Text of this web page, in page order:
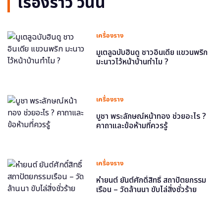
เครื่องราง
มูเตลูฉบับฮินดู ชาวอินเดีย แขวนพริก
มะนาวไว้หน้าบ้านทำไม ?
เครื่องราง
บูชา พระลักษณ์หน้าทอง ช่วยอะไร ?
คาถาและข้อห้ามที่ควรรู้
เครื่องราง
หำยนต์ ยันต์ศักดิ์สิทธิ์ สถาปัตยกรรม
เรือน – วัดล้านนา ขับไล่สิ่งชั่วร้าย